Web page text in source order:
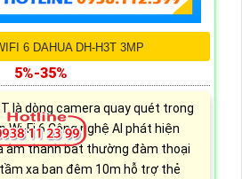
6 DAHUA DH-H3T 3MP
5%-35%
là dòng camera quay quét trong
Wi-Fi 6 Công nghệ AI phát hiện
âm thanh bất thường đàm thoại
xa ban đêm 10m hỗ trợ thẻ